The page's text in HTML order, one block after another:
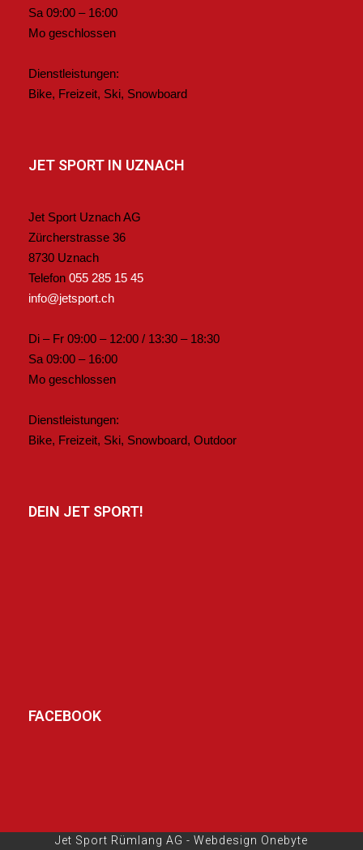
Sa 09:00 – 16:00
Mo geschlossen
Dienstleistungen:
Bike, Freizeit, Ski, Snowboard
JET SPORT IN UZNACH
Jet Sport Uznach AG
Zürcherstrasse 36
8730 Uznach
Telefon 055 285 15 45
info@jetsport.ch
Di – Fr 09:00 – 12:00 / 13:30 – 18:30
Sa 09:00 – 16:00
Mo geschlossen
Dienstleistungen:
Bike, Freizeit, Ski, Snowboard, Outdoor
DEIN JET SPORT!
FACEBOOK
Jet Sport Rümlang AG - Webdesign Onebyte